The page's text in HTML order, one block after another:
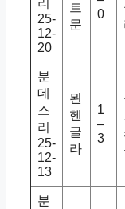
25-
12-
20
트
문
0
분
데
스
리
25-
12-
13
묀
헨
글
라
1
–
3
분